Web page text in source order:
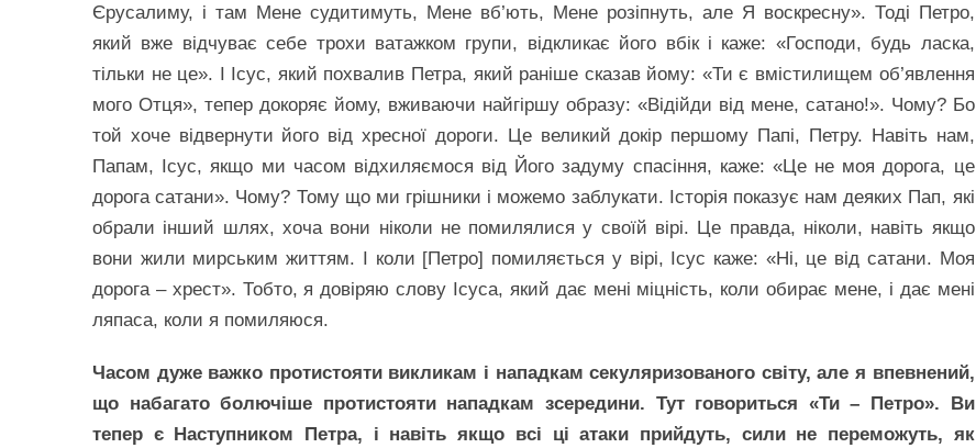
Єрусалиму, і там Мене судитимуть, Мене вб’ють, Мене розіпнуть, але Я воскресну». Тоді Петро,
який вже відчуває себе трохи ватажком групи, відкликає його вбік і каже: «Господи, будь ласка,
тільки не це». І Ісус, який похвалив Петра, який раніше сказав йому: «Ти є вмістилищем об’явлення
мого Отця», тепер докоряє йому, вживаючи найгіршу образу: «Відійди від мене, сатано!». Чому? Бо
той хоче відвернути його від хресної дороги. Це великий докір першому Папі, Петру. Навіть нам,
Папам, Ісус, якщо ми часом відхиляємося від Його задуму спасіння, каже: «Це не моя дорога, це
дорога сатани». Чому? Тому що ми грішники і можемо заблукати. Історія показує нам деяких Пап, які
обрали інший шлях, хоча вони ніколи не помилялися у своїй вірі. Це правда, ніколи, навіть якщо
вони жили мирським життям. І коли [Петро] помиляється у вірі, Ісус каже: «Ні, це від сатани. Моя
дорога – хрест». Тобто, я довіряю слову Ісуса, який дає мені міцність, коли обирає мене, і дає мені
ляпаса, коли я помиляюся.
Часом дуже важко протистояти викликам і нападкам секуляризованого світу, але я впевнений,
що набагато болючіше протистояти нападкам зсередини. Тут говориться «Ти – Петро». Ви
тепер є Наступником Петра, і навіть якщо всі ці атаки прийдуть, сили не переможуть, як